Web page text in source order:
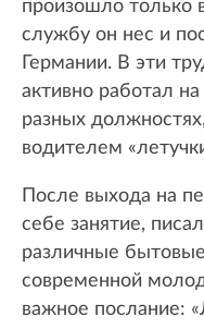
произошло только
службу он нес и
Германии. В эти
активно работал на
разных
водителем
После выхода на
себе занятие,
различные
современной
важное послание: